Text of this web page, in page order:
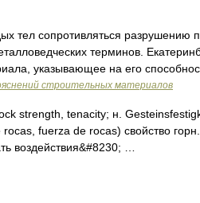
тел сопротивляться разрушению
терминов.
указывающее на его
строительных материалов
tenacity; н.
fuerza de rocas) свойство
воздействия&#8230; …